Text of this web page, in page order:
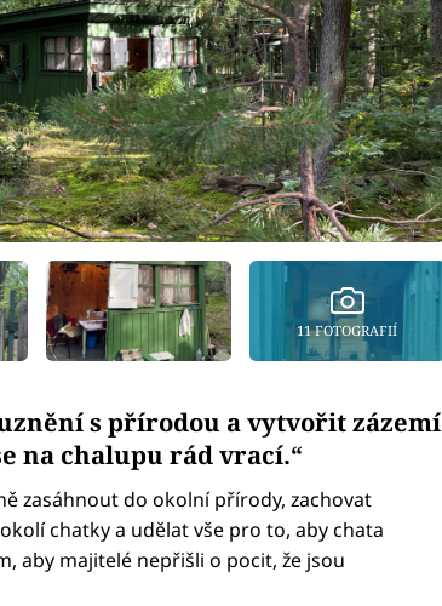
11 FOTOGRAFIÍ
s přírodou a vytvořit zázemí
na chalupu rád vrací.“
zasáhnout do okolní přírody, zachovat
chatky a udělat vše pro to, aby chata
aby majitelé nepřišli o pocit, že jsou